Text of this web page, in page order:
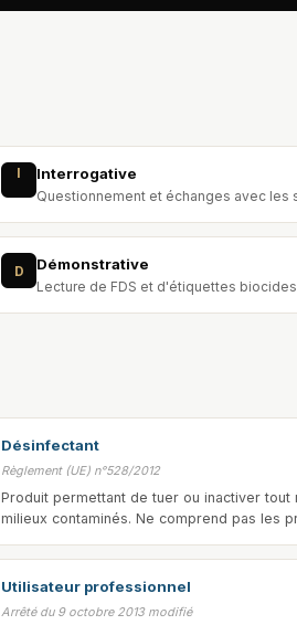
I Interrogative
Questionnement et échanges avec les
D Démonstrative
Lecture de FDS et d'étiquettes biocides
Désinfectant
Règlement (UE) n°528/2012
Produit permettant de tuer ou inactiver
milieux contaminés. Ne comprend pas les
Utilisateur professionnel
Arrêté du 9 octobre 2013 modifié